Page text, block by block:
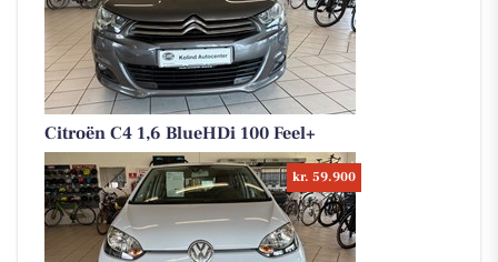
Citroën C4 1,6 BlueHDi 100 Feel+
kr. 59.900